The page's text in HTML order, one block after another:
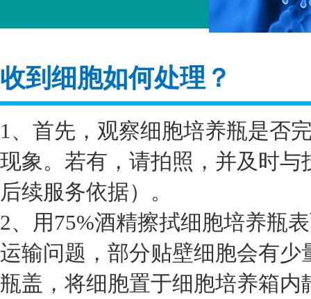
收到细胞如何处理？
1、首先，观察细胞培养瓶是否
现象。若有，请拍照，并及时
后续服务依据）。
2、用75%酒精擦拭细胞培养瓶
运输问题，部分贴壁细胞会有
瓶盖，将细胞置于细胞培养箱